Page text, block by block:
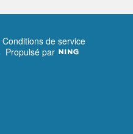
Conditions de service
Propulsé par